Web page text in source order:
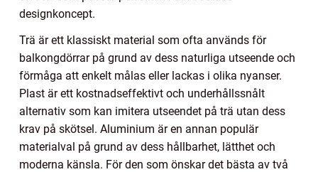
designkoncept.
Trä är ett klassiskt material som ofta används för
balkongdörrar på grund av dess naturliga utseende och
förmåga att enkelt målas eller lackas i olika nyanser.
Plast är ett kostnadseffektivt och underhållssnålt
alternativ som kan imitera utseendet på trä utan dess
krav på skötsel. Aluminium är en annan populär
materialval på grund av dess hållbarhet, lätthet och
moderna känsla. För den som önskar det bästa av två